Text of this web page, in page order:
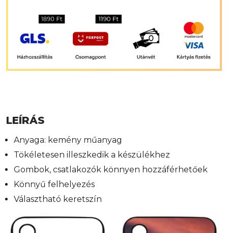
LEÍRÁS
Anyaga: kemény műanyag
Tökéletesen illeszkedik a készülékhez
Gombok, csatlakozók könnyen hozzáférhetőek
Könnyű felhelyezés
Választható keretszín